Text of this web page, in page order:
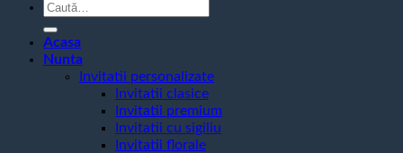
Caută
după:
Acasa
Nunta
Invitatii personalizate
Invitatii clasice
Invitatii premium
Invitatii cu sigiliu
Invitatii florale